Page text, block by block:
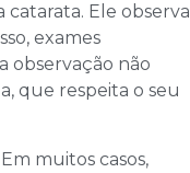
Ele observa
exames
observação não
que respeita o seu
muitos casos,